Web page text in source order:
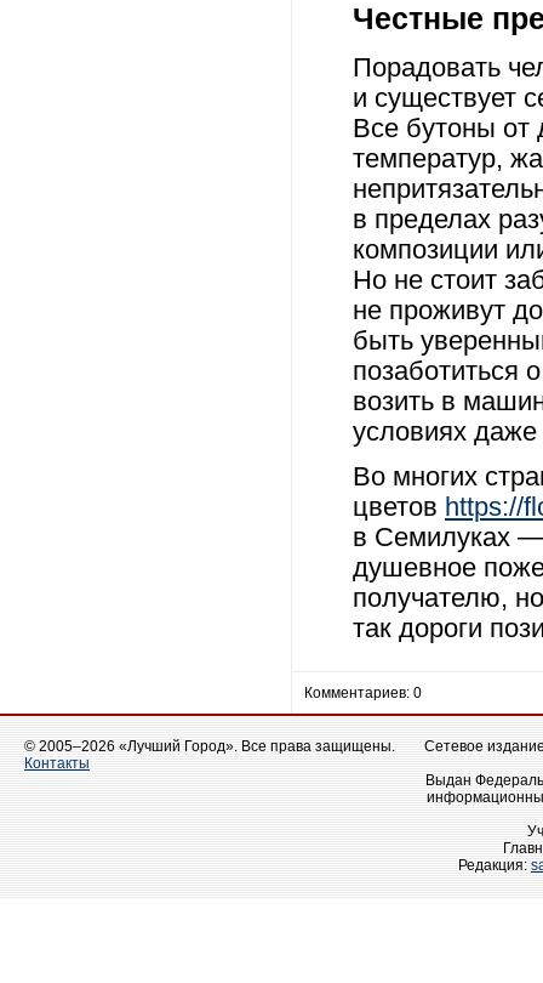
Честные
Порадовать
и существует
Все бутоны от
температур,
в пределах
композиции
Но не стоит
не проживут
быть
позаботиться
возить в
условиях
Во многих
цветов https://
в Семилуках —
душевное
получателю,
так дороги
Комментариев: 0
© 2005–2026 «Лучший Город». Все права защищены.
Контакты
Сетевое
Выдан
Редакция: